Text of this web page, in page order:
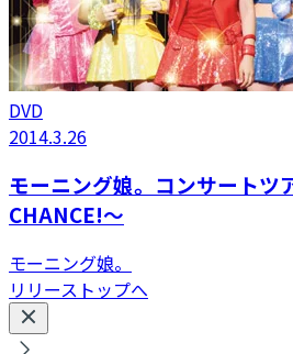
DVD
2014.3.26
モーニング娘。コンサートツ
CHANCE!〜
モーニング娘。
リリーストップへ